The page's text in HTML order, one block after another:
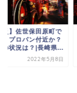
災】佐世保田原町で
！プロパン付近か？
の状況は？|長崎県...
2022年5月8日